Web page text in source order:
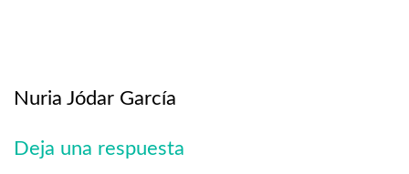
Nuria Jódar García
Deja una respuesta